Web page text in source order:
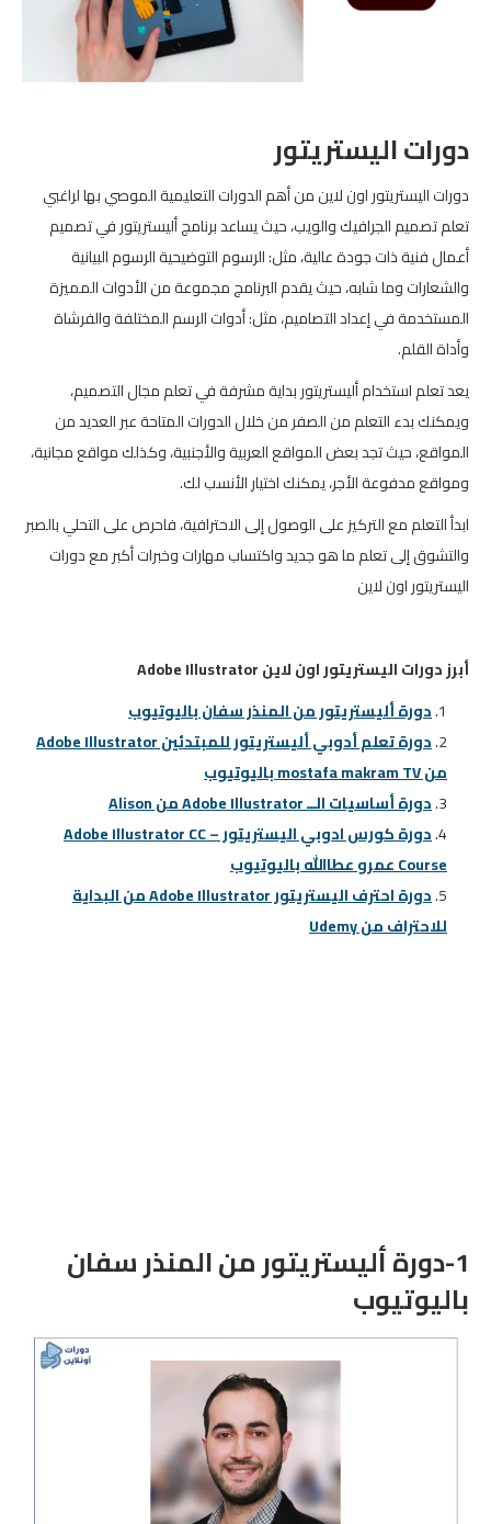
دورات اليستريتور
دورات اليستريتور اون لاين من أهم الدورات التعليمية الموصي بها لراغبي
تعلم تصميم الجرافيك والويب، حيث يساعد برنامج أليستريتور في تصميم
أعمال فنية ذات جودة عالية، مثل: الرسوم التوضيحية الرسوم البيانية
والشعارات وما شابه، حيث يقدم البرنامج مجموعة من الأدوات المميزة
المستخدمة في إعداد التصاميم، مثل: أدوات الرسم المختلفة والفرشاة
وأداة القلم.
يعد تعلم استخدام أليستريتور بداية مشرفة في تعلم مجال التصميم،
ويمكنك بدء التعلم من الصفر من خلال الدورات المتاحة عبر العديد من
المواقع، حيث تجد بعض المواقع العربية والأجنبية، وكذلك مواقع مجانية،
ومواقع مدفوعة الأجر، يمكنك اختيار الأنسب لك.
ابدأ التعلم مع التركيز على الوصول إلى الاحترافية، فاحرص على التحلي بالصبر
والتشوق إلى تعلم ما هو جديد واكتساب مهارات وخبرات أكبر مع دورات
اليستريتور اون لاين
أبرز دورات اليستريتور اون لاين Adobe Illustrator‎
دورة أليستريتور من المنذر سفان باليوتيوب
دورة تعلم أدوبي أليستريتور للمبتدئينAdobe Illustrator‎
من mostafa makram TV باليوتيوب
دورة أساسيات الــ AdobeIllustrator من Alison
دورة كورس ادوبي
اليستريتور – Adobe Illustrator CC
Course عمرو عطاالله باليوتيوب
دورة احترف اليستريتور Adobe Illustrator من البداية
للاحتراف من Udemy
1-دورة أليستريتور من المنذر سفان
باليوتيوب